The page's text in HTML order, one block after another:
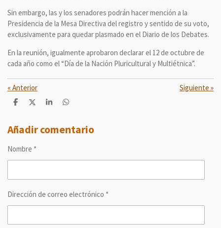
Sin embargo, las y los senadores podrán hacer mención a la
Presidencia de la Mesa Directiva del registro y sentido de su voto,
exclusivamente para quedar plasmado en el Diario de los Debates.
En la reunión, igualmente aprobaron declarar el 12 de octubre de
cada año como el “Día de la Nación Pluricultural y Multiétnica”.
« Anterior Siguiente »
C
p
a
t
C
p
a
C
p
a
C
p
a
Añadir comentario
Nombre *
Dirección de correo electrónico *